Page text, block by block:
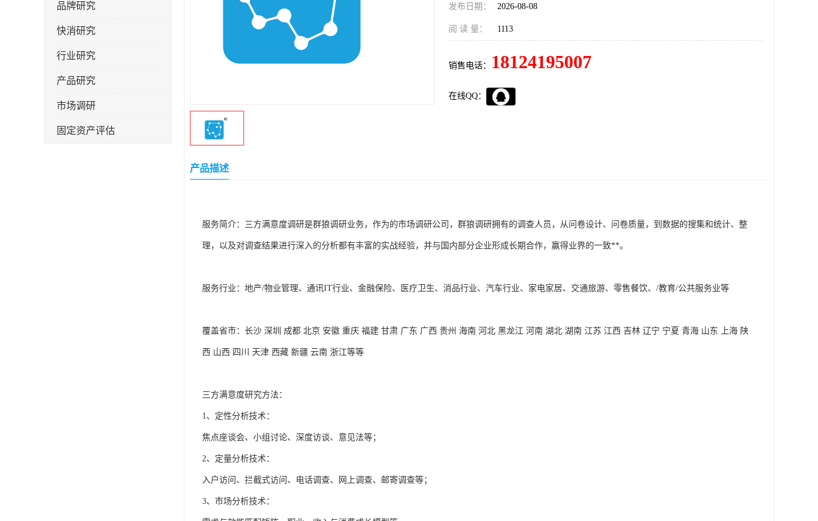
品牌研究
快消研究
行业研究
产品研究
市场调研
固定资产评估
发布日期： 2026-08-08
阅 读 量： 1113
销售电话： 18124195007
在线QQ：
产品描述
服务简介：三方满意度调研是群狼调研业务，作为的市场调研公司，群狼调研拥有的调查人员，从问卷设计、问卷质量，到数据的搜集和统计、整
理，以及对调查结果进行深入的分析都有丰富的实战经验，并与国内部分企业形成长期合作，赢得业界的一致**。
服务行业：地产/物业管理、通讯IT行业、金融保险、医疗卫生、消品行业、汽车行业、家电家居、交通旅游、零售餐饮、/教育/公共服务业等
覆盖省市：长沙 深圳 成都 北京 安徽 重庆 福建 甘肃 广东 广西 贵州 海南 河北 黑龙江 河南 湖北 湖南 江苏 江西 吉林 辽宁 宁夏 青海 山东 上海 陕
西 山西 四川 天津 西藏 新疆 云南 浙江等等
三方满意度研究方法：
1、定性分析技术：
焦点座谈会、小组讨论、深度访谈、意见法等；
2、定量分析技术：
入户访问、拦截式访问、电话调查、网上调查、邮寄调查等；
3、市场分析技术：